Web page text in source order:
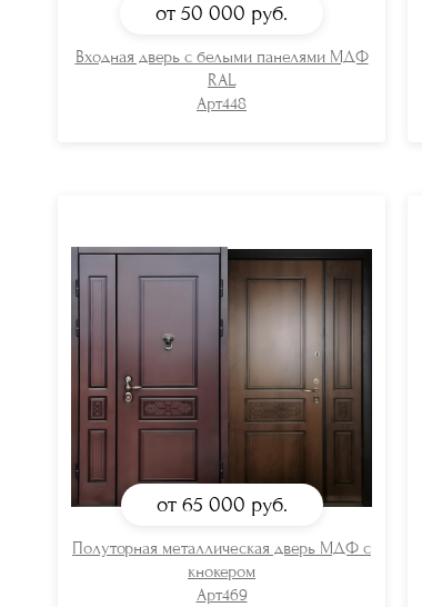
от 50 000 руб.
Входная дверь с белыми панелями МДФ
RAL
Арт448
от 65 000 руб.
Полуторная металлическая дверь МДФ с
кнокером
Арт469